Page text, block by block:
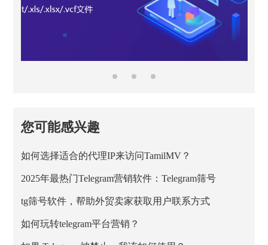
您可能感兴趣
如何选择适合的代理IP来访问TamilMV？
2025年最热门Telegram营销软件：Telegram筛号
tg筛号软件，帮助外贸卖家获取用户联系方式
如何玩转telegram平台营销？